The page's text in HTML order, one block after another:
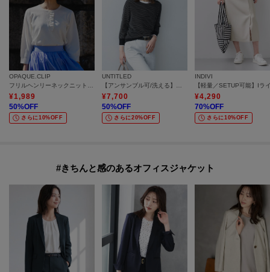
OPAQUE.CLIP
フリルヘンリーネックニット【洗濯機OK／抗ピル】
¥1,989
50%OFF
さらに10%OFF
UNTITLED
【アンサンブル可/洗える】配色ハイゲージニットトップス
¥7,700
50%OFF
さらに20%OFF
INDIVI
¥4,290
70%OFF
さらに10%OFF
#きちんと感のあるオフィスジャケット